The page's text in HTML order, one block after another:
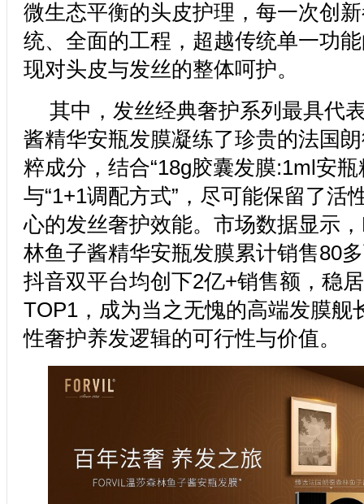
微生态平衡的头皮护理，每一次创
统、全面的工程，超越传统单一功
现对头皮与发丝的整体呵护。
其中，发丝经典奢护系列最具代
酱精华安瓶发膜凝练了珍贵的法国
粹成分，结合“18g胶囊发膜:1ml安
与“1+1调配方式”，尽可能保留了活
心的发丝奢护效能。市场数据显示
林鱼子酱精华安瓶发膜累计销售80
抖音双平台均创下2亿+销售额，稳
TOP1，成为当之无愧的高端发膜舰
性奢护养发逻辑的可行性与价值。